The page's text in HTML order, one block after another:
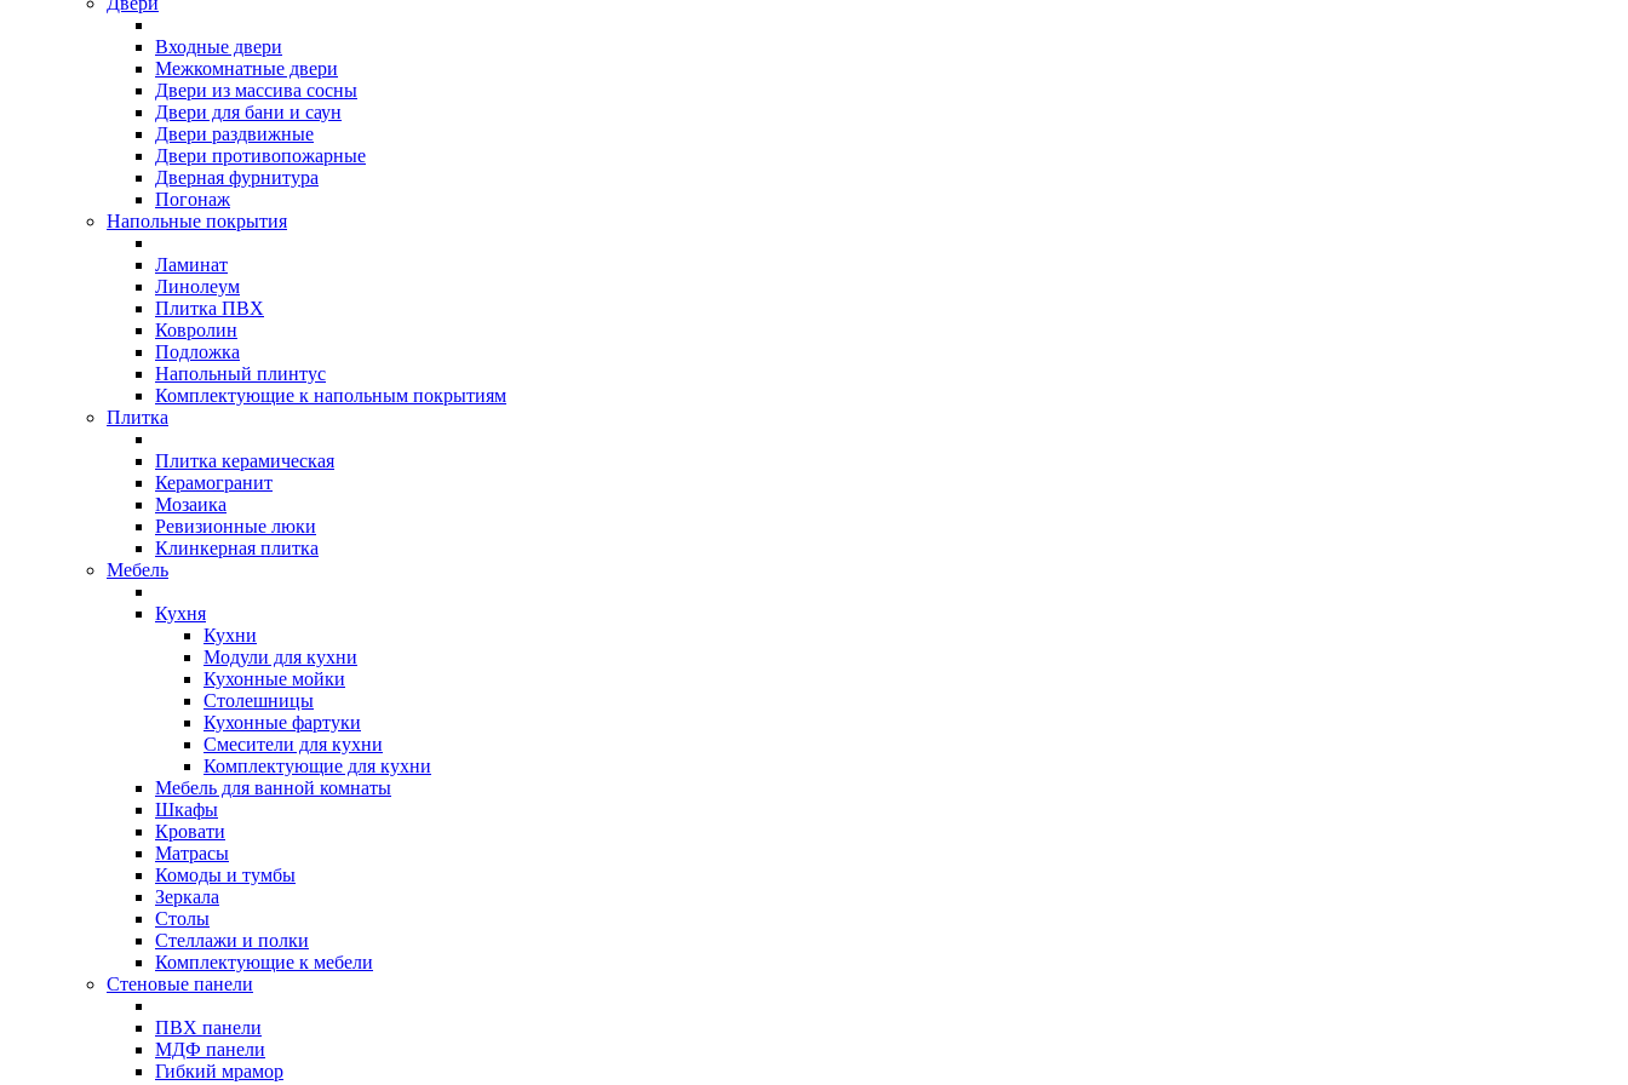
Входные двери
Межкомнатные двери
Двери из массива сосны
Двери для бани и саун
Двери раздвижные
Двери противопожарные
Дверная фурнитура
Погонаж
Напольные покрытия
Ламинат
Линолеум
Плитка ПВХ
Ковролин
Подложка
Напольный плинтус
Комплектующие к напольным покрытиям
Плитка
Плитка керамическая
Керамогранит
Мозаика
Ревизионные люки
Клинкерная плитка
Мебель
Кухня
Кухни
Модули для кухни
Кухонные мойки
Столешницы
Кухонные фартуки
Смесители для кухни
Комплектующие для кухни
Мебель для ванной комнаты
Шкафы
Кровати
Матрасы
Комоды и тумбы
Зеркала
Столы
Стеллажи и полки
Комплектующие к мебели
Стеновые панели
ПВХ панели
МДФ панели
Гибкий мрамор